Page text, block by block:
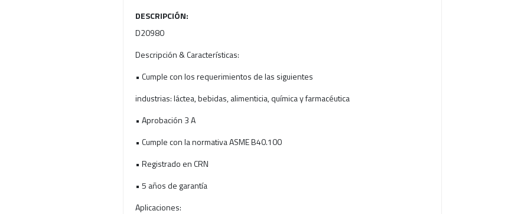
DESCRIPCIÓN:
D20980
Descripción & Características:
• Cumple con los requerimientos de las siguientes
industrias: láctea, bebidas, alimenticia, química y farmacéutica
• Aprobación 3 A
• Cumple con la normativa ASME B40.100
• Registrado en CRN
• 5 años de garantía
Aplicaciones: